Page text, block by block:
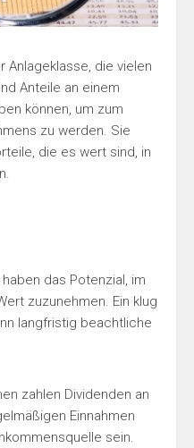
Anlageklasse, die vielen
Anteile an einem
können, um zum
zu werden. Sie
die es wert sind, in
das Potenzial, im
zuzunehmen. Ein klug
langfristig beachtliche
zahlen Dividenden an
Einnahmen
sein.